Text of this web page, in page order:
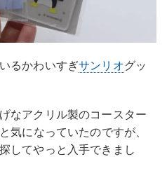
るかわいすぎサンリオグッ
なアクリル製のコースター
気になっていたのですが、
してやっと入手できまし